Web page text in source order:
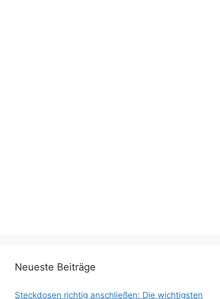
Neueste Beiträge
Steckdosen richtig anschließen: Die wichtigsten